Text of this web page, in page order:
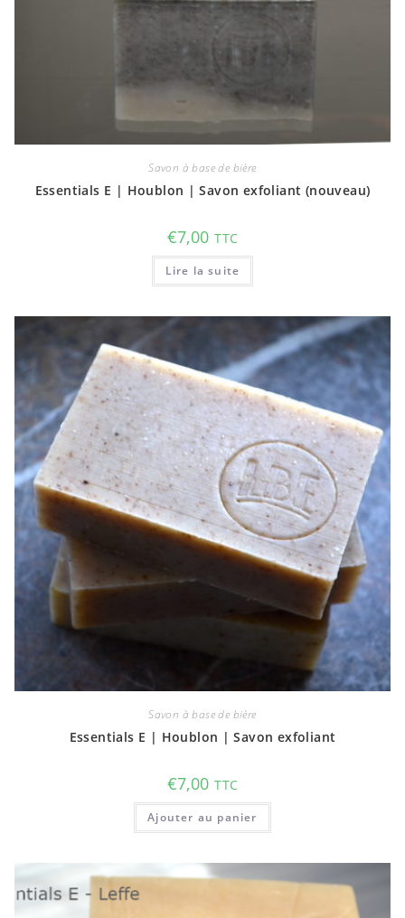
Savon à base de bière
Essentials E | Houblon | Savon exfoliant (nouveau)
€7,00 TTC
Lire la suite
Savon à base de bière
Essentials E | Houblon | Savon exfoliant
€7,00 TTC
Ajouter au panier